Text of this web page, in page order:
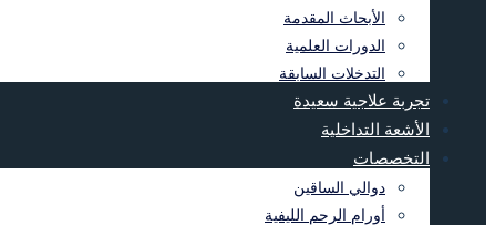
الأبحاث المقدمة
الدورات العلمية
التدخلات السابقة
تجربة علاجية سعيدة
الأشعة التداخلية
التخصصات
دوالي الساقين
أورام الرحم الليفية